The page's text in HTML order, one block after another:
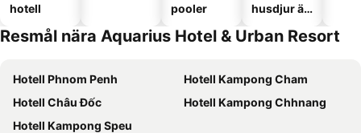
hotell
pooler
husdjur är
Resmål nära Aquarius Hotel & Urban Resort
Hotell Phnom Penh
Hotell Kampong Cham
Hotell Châu Đốc
Hotell Kampong Chhnang
Hotell Kampong Speu